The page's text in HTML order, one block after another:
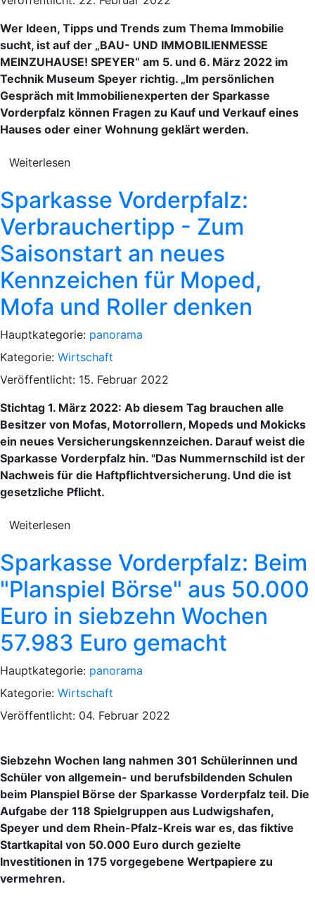
Wer Ideen, Tipps und Trends zum Thema Immobilie
sucht, ist auf der „BAU- UND IMMOBILIENMESSE
MEINZUHAUSE! SPEYER“ am 5. und 6. März 2022 im
Technik Museum Speyer richtig. „Im persönlichen
Gespräch mit Immobilienexperten der Sparkasse
Vorderpfalz können Fragen zu Kauf und Verkauf eines
Hauses oder einer Wohnung geklärt werden.
Weiterlesen
Sparkasse Vorderpfalz:
Verbrauchertipp - Zum
Saisonstart an neues
Kennzeichen für Moped,
Mofa und Roller denken
Hauptkategorie: panorama
Kategorie: Wirtschaft
Veröffentlicht: 15. Februar 2022
Stichtag 1. März 2022: Ab diesem Tag brauchen alle
Besitzer von Mofas, Motorrollern, Mopeds und Mokicks
ein neues Versicherungskennzeichen. Darauf weist die
Sparkasse Vorderpfalz hin. "Das Nummernschild ist der
Nachweis für die Haftpflichtversicherung. Und die ist
gesetzliche Pflicht.
Weiterlesen
Sparkasse Vorderpfalz: Beim
"Planspiel Börse" aus 50.000
Euro in siebzehn Wochen
57.983 Euro gemacht
Hauptkategorie: panorama
Kategorie: Wirtschaft
Veröffentlicht: 04. Februar 2022
Siebzehn Wochen lang nahmen 301 Schülerinnen und
Schüler von allgemein- und berufsbildenden Schulen
beim Planspiel Börse der Sparkasse Vorderpfalz teil. Die
Aufgabe der 118 Spielgruppen aus Ludwigshafen,
Speyer und dem Rhein-Pfalz-Kreis war es, das fiktive
Startkapital von 50.000 Euro durch gezielte
Investitionen in 175 vorgegebene Wertpapiere zu
vermehren.